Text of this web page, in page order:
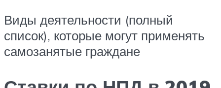
Виды деятельности (полный
список), которые могут применять
самозанятые граждане